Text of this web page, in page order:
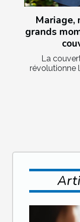
Mariage,
grands
La
révolutionne